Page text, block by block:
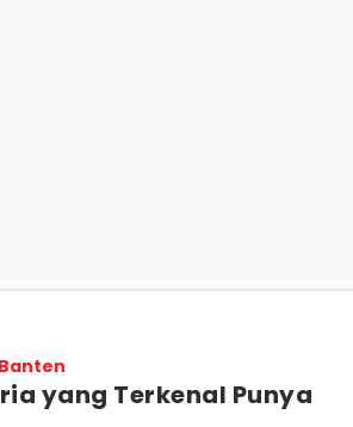
Banten
yang Terkenal Punya